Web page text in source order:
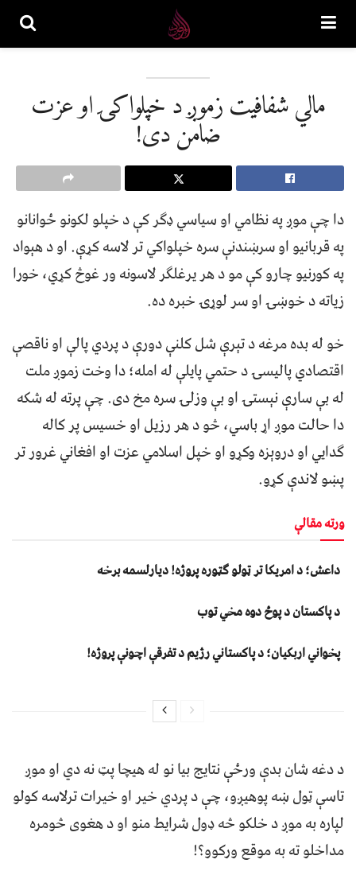
مالي شفافيت زموږ د خپلواکۍ او عزت
ضامن دی!
دا چې موږ په نظامي او سياسي ډګر کې د خپلو لکونو ځوانانو
په قربانيو او سرښندنې سره خپلواکي تر لاسه کړې. او د هېواد
په کورنيو چارو کې مو د هر يرغلګر لاسونه ور غوڅ کړي، خورا
زياته د خوښۍ او سر لوړۍ خبره ده.
خو له بده مرغه د تېرې شل کلنې دورې د پردي پالې او ناقصې
اقتصادي پاليسۍ د حتمي پايلې له امله؛ دا وخت زموږ ملت
له بې سارې نېستۍ او بې وزلۍ سره مخ دی. چې پرته له شکه
دا حالت موږ اړ باسي، څو د هر رزيل او خسيس پر کاله
ګدايي او دروېزه وکړو او خپل اسلامي عزت او افغاني غرور تر
پښو لاندې کړو.
ورته مقالې
داعش؛ د امریکا تر ټولو ګټوره پروژه! دیارلسمه برخه
د پاکستان د پوځ دوه مخي توب
پخواني اربکیان؛ د پاکستاني رژیم د تفرقې اچونې پروژه!
د دغه شان بدې ورځې نتایج بیا نو له هیچا پټ نه دي او موږ
تاسې ټول ښه پوهیږو، چې د پردي خیر او خیرات ترلاسه کولو
لپاره به موږ د خلکو څه ډول شرایط منو او د هغوی څومره
مداخلو ته به موقع ورکوو؟!